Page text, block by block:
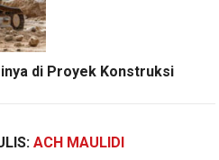
di Proyek Konstruksi
ACH MAULIDI